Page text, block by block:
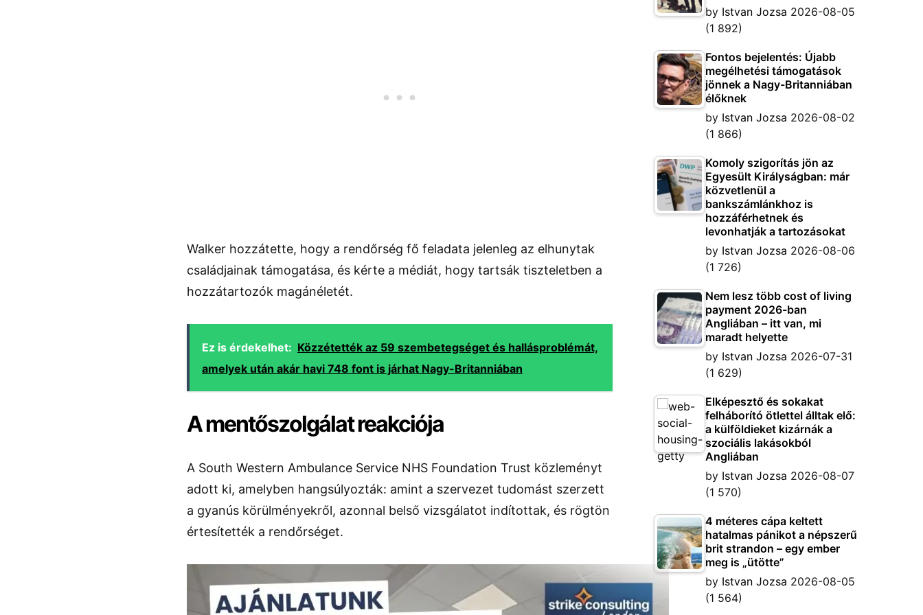
Walker hozzátette, hogy a rendőrség fő feladata jelenleg az elhunytak
családjainak támogatása, és kérte a médiát, hogy tartsák tiszteletben a
hozzátartozók magánéletét.
Ez is érdekelhet: Közzétették az 59 szembetegséget és hallásproblémát,
amelyek után akár havi 748 font is járhat Nagy-Britanniában
A mentőszolgálat reakciója
A South Western Ambulance Service NHS Foundation Trust közleményt
adott ki, amelyben hangsúlyozták: amint a szervezet tudomást szerzett
a gyanús körülményekről, azonnal belső vizsgálatot indítottak, és rögtön
értesítették a rendőrséget.
by Istvan Jozsa 2026-08-05
(1 892)
Fontos bejelentés: Újabb
megélhetési támogatások
jönnek a Nagy-Britanniában
élőknek
by Istvan Jozsa 2026-08-02
(1 866)
Komoly szigorítás jön az
Egyesült Királyságban: már
közvetlenül a
bankszámlánkhoz is
hozzáférhetnek és
levonhatják a tartozásokat
by Istvan Jozsa 2026-08-06
(1 726)
Nem lesz több cost of living
payment 2026-ban
Angliában – itt van, mi
maradt helyette
by Istvan Jozsa 2026-07-31
(1 629)
Elképesztő és sokakat
felháborító ötlettel álltak elő:
a külföldieket kizárnák a
szociális lakásokból
Angliában
by Istvan Jozsa 2026-08-07
(1 570)
4 méteres cápa keltett
hatalmas pánikot a népszerű
brit strandon – egy ember
meg is „ütötte”
by Istvan Jozsa 2026-08-05
(1 564)